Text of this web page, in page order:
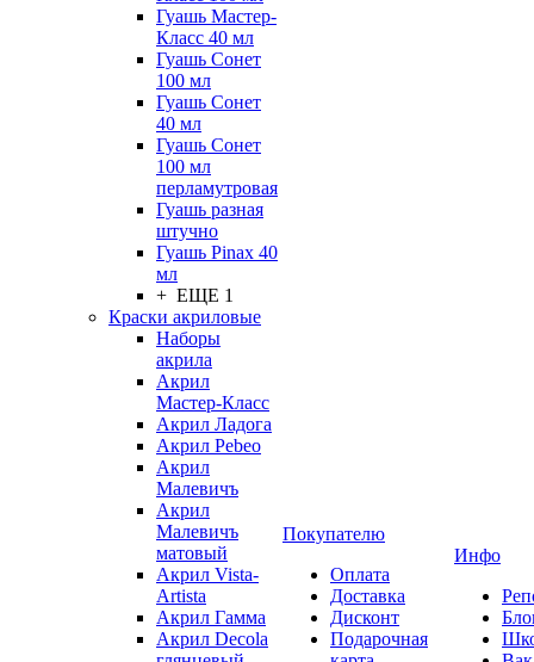
Гуашь Мастер-
Класс 40 мл
Гуашь Сонет
100 мл
Гуашь Сонет
40 мл
Гуашь Сонет
100 мл
перламутровая
Гуашь разная
штучно
Гуашь Pinax 40
мл
+ ЕЩЕ 1
Краски акриловые
Наборы
акрила
Акрил
Мастер-Класс
Акрил Ладога
Акрил Pebeo
Акрил
Малевичъ
Акрил
Малевичъ
матовый
Акрил Vista-
Artista
Акрил Гамма
Акрил Decola
Покупателю
Оплата
Доставка
Дисконт
Подарочная
Инфо